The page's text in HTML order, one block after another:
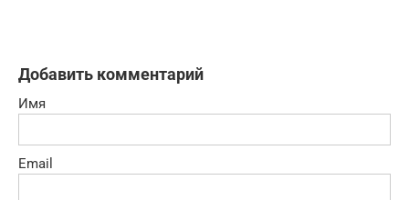
Добавить комментарий
Имя
Email